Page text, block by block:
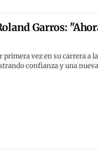
Garros:
vez en su carrera a la
confianza y una